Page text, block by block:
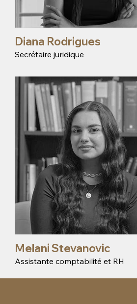
Diana Rodrigues
Secrétaire juridique
Melani Stevanovic
Assistante comptabilité et RH